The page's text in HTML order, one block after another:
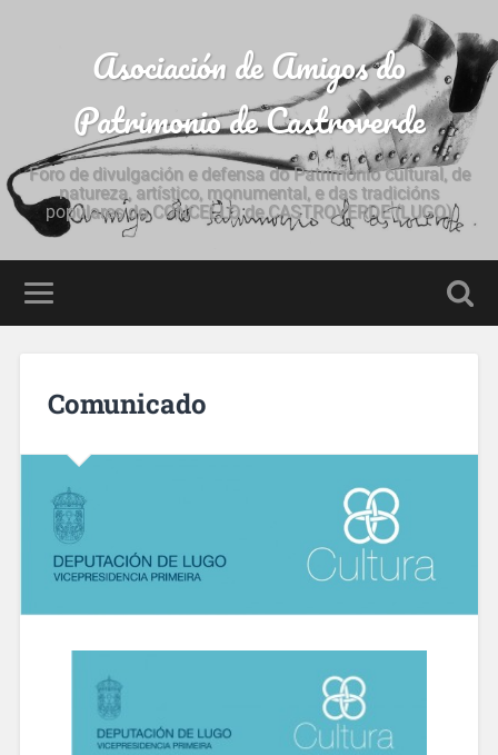
Asociación de Amigos do
Patrimonio de Castroverde
Foro de divulgación e defensa do Patrimonio cultural, de
natureza, artístico, monumental, e das tradicións
populares do CONCELLO de CASTROVERDE (LUGO)
Comunicado